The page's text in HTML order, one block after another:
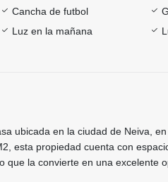
Cancha de futbol
Luz en la mañana
ubicada en la ciudad de Neiva,
esta propiedad cuenta con
que la convierte en una excelente